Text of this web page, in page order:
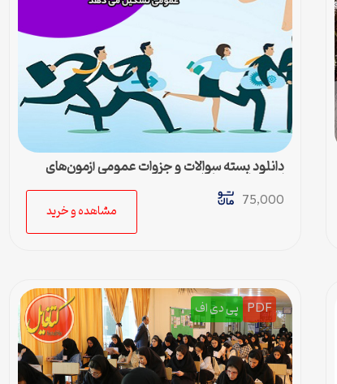
دانلود بسته سوالات و جزوات عمومی آزمون‌های
استخدامی – کامل‌ترین مجموعه
75,000
مشاهده و خرید
PDF پی دی اف